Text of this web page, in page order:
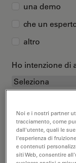
una demo
che un
altro
Ho intenzione di
Questo sono io
Noi e i nostri partner
tracciamento, come
dall'utente, quali le
l'esperienza di
e contenuti
siti Web, consentire